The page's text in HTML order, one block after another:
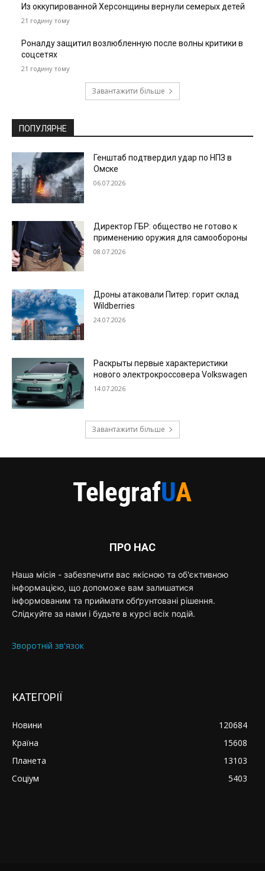
Из оккупированной Херсонщины вернули семерых детей
21 годину тому
Роналду защитил возлюбленную после волны критики в
соцсетях
21 годину тому
Завантажити більше
ПОПУЛЯРНЕ
Генштаб подтвердил удар по НПЗ в
Омске
06.07.2026
Директор ГБР: общество не готово к
применению оружия для самообороны
08.07.2026
Дроны атаковали Питер: горит склад
Wildberries
24.07.2026
Раскрыты первые характеристики
нового электрокроссовера Volkswagen
14.07.2026
Завантажити більше
ПРО НАС
Наша місія - забезпечити вас якісною та об'єктивною
інформацією, що допоможе вам залишатися
інформованим та приймати обґрунтовані рішення.
Слідкуйте за нами і будьте в курсі всіх подій.
Зворотній зв'язок
КАТЕГОРІЇ
Новини
120684
Країна
15608
Планета
13103
Соціум
5403